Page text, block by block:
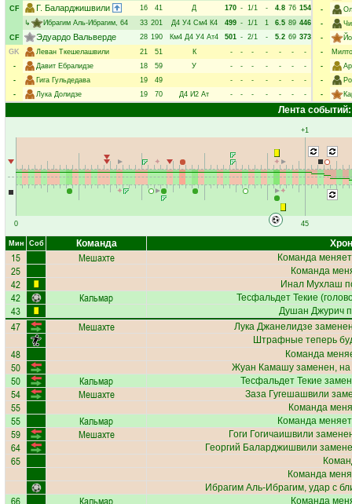
CF
Г. Баларджишвили 16 41 Д 170 - 1/1 - 4.8 76 154
↳
Ибрагим Аль-Ибрагим, 64 33 201 Д4 У4 См4 К4 499 - 1/1 1 6.5 89 446
CF
Эдуардо Вальверде 28 190 Км4 Д4 У4 Ат4 501 - 2/1 - 5.2 69 373
GK
Леван Ткешелашвили 21 51 К - - - - - -
-
-
Давит Ебралидзе 18 59 У - - - - - -
-
-
Гига Гульдедава 19 49 - - - - - -
-
-
Лука Долидзе 19 70 Д4 И2 Ат - - - - - - -
-
-
-
-
-
-
-
Лента событий:
0
+1
45
Мин Соб Команда
15 Мешахте Команда
25 Команда
42 Инал Мухлаш
42 Кальмар Тесфальдет Текие
43 Душан Джурич
47 Мешахте Лука Джанелидзе
Штрафные теперь
48 Команда
50 Жуан Камашузаменен,
50 Кальмар Тесфальдет Текие
54 Мешахте Заза Гугешашвили
55 Команда
55 Кальмар Команда
59 Мешахте Гоги Гогичаишвили
64 Георгий Баларджишвили
65
Команда
Ибрагим Аль-Ибрагим, удар с
66 Кальмар Команда